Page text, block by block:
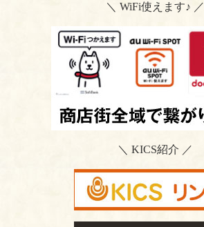
＼ WiFi使えます♪ ／
＼ KICS紹介 ／